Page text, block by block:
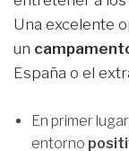
Una excelente
un
España o el
En primer
entorno